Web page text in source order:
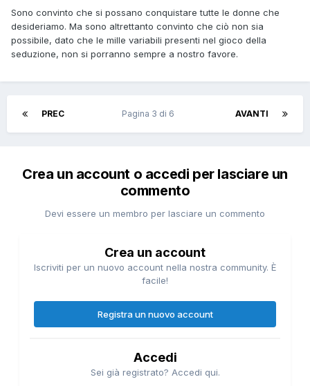
Sono convinto che si possano conquistare tutte le donne che
desideriamo. Ma sono altrettanto convinto che ciò non sia
possibile, dato che le mille variabili presenti nel gioco della
seduzione, non si porranno sempre a nostro favore.
PREC AVANTI
Pagina 3 di 6
Crea un account o accedi per lasciare un
commento
Devi essere un membro per lasciare un commento
Crea un account
Iscriviti per un nuovo account nella nostra community. È
facile!
Registra un nuovo account
Accedi
Sei già registrato? Accedi qui.